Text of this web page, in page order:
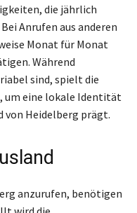
die jährlich
Anrufen aus anderen
Monat für Monat
Während
sind, spielt die
um eine lokale Identität
von Heidelberg prägt.
anzurufen, benötigen